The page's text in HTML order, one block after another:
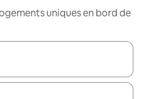
uniques en bord de
utilisez les flèches vers le